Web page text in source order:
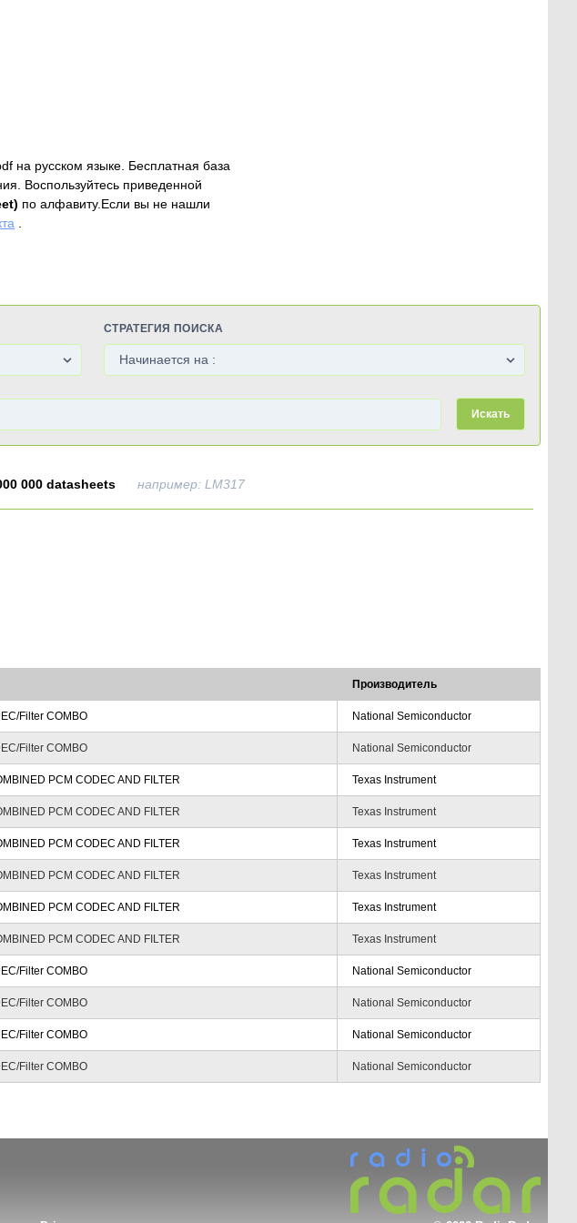
на русском языке. Бесплатная база
Воспользуйтесь приведенной
по алфавиту.Если вы не нашли
.
СТРАТЕГИЯ ПОИСКА
Искать
000 datasheets например: LM317
Производитель
Filter COMBO National Semiconductor
Filter COMBO National Semiconductor
PCM CODEC AND FILTER Texas Instrument
PCM CODEC AND FILTER Texas Instrument
PCM CODEC AND FILTER Texas Instrument
PCM CODEC AND FILTER Texas Instrument
PCM CODEC AND FILTER Texas Instrument
PCM CODEC AND FILTER Texas Instrument
Filter COMBO National Semiconductor
Filter COMBO National Semiconductor
Filter COMBO National Semiconductor
Filter COMBO National Semiconductor